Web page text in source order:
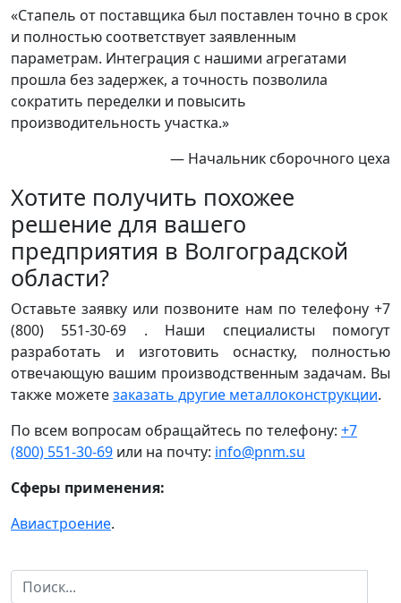
«Стапель от поставщика был поставлен точно в срок
и полностью соответствует заявленным
параметрам. Интеграция с нашими агрегатами
прошла без задержек, а точность позволила
сократить переделки и повысить
производительность участка.»
— Начальник сборочного цеха
Хотите получить похожее
решение для вашего
предприятия в Волгоградской
области?
Оставьте заявку или позвоните нам по телефону +7
(800) 551-30-69 . Наши специалисты помогут
разработать и изготовить оснастку, полностью
отвечающую вашим производственным задачам. Вы
также можетезаказать другие металлоконструкции.
По всем вопросам обращайтесь по телефону: +7
(800) 551-30-69 или на почту: info@pnm.su
Сферы применения:
Авиастроение.